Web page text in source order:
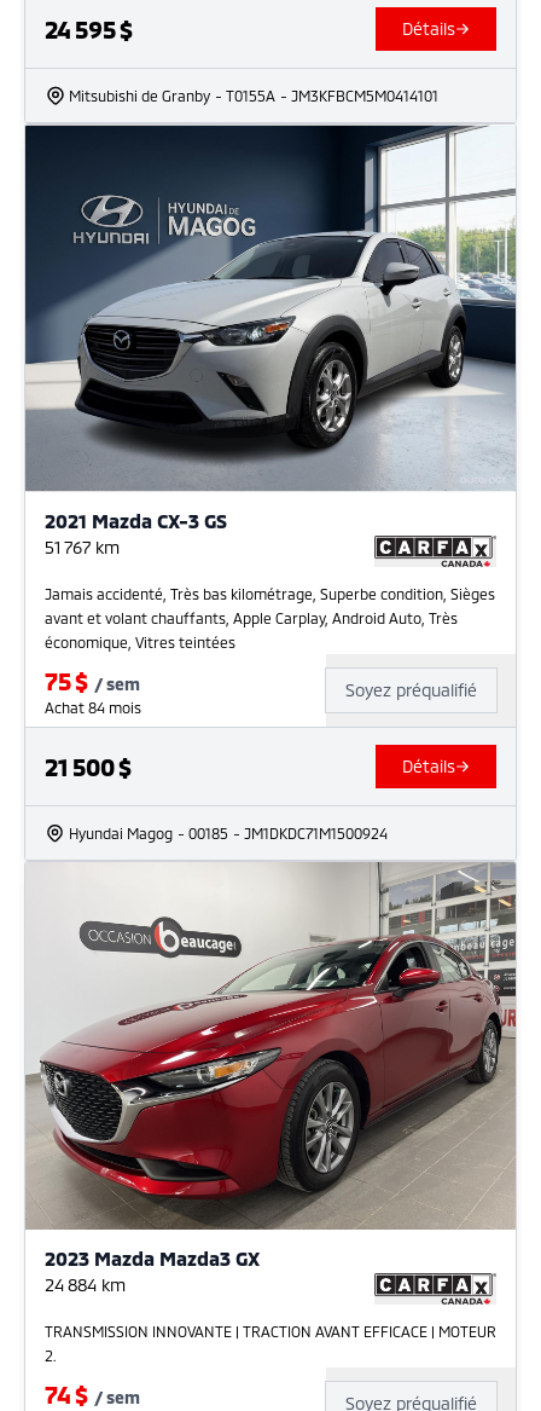
24 595$ Détails
Mitsubishi de Granby - T0155A - JM3KFBCM5M0414101
2021 Mazda CX-3 GS
51 767 km
Jamais accidenté, Très bas kilométrage, Superbe condition, Sièges
avant et volant chauffants, Apple Carplay, Android Auto, Très
économique, Vitres teintées
75$ /sem
Achat 84 mois
Soyez préqualifié
21 500$ Détails
Hyundai Magog - 00185 - JM1DKDC71M1500924
2023 Mazda Mazda3 GX
24 884 km
TRANSMISSION INNOVANTE | TRACTION AVANT EFFICACE | MOTEUR
2.
74$ /sem Soyez préqualifié